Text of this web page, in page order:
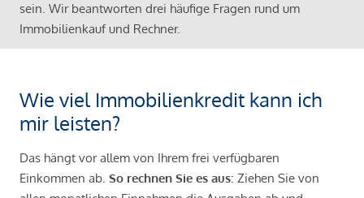
sein. Wir beantworten drei häufige Fragen rund um
Immobilienkauf und Rechner.
Wie viel Immobilienkredit kann ich
mir leisten?
Das hängt vor allem von Ihrem frei verfügbaren
Einkommen ab. So rechnen Sie es aus: Ziehen Sie von